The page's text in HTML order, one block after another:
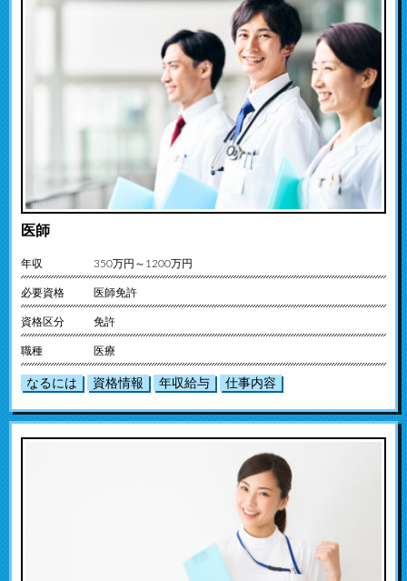
医師
年収 350万円～1200万円
必要資格 医師免許
資格区分 免許
職種 医療
なるには 資格情報 年収給与 仕事内容